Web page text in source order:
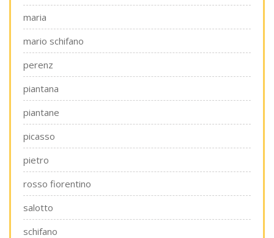
maria
mario schifano
perenz
piantana
piantane
picasso
pietro
rosso fiorentino
salotto
schifano